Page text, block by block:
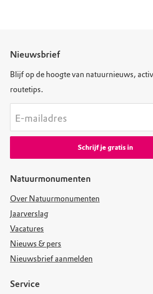
Natuurmonumenten
Over Natuurmonumenten
Jaarverslag
Vacatures
Nieuws & pers
Nieuwsbrief aanmelden
Service
Nieuwsbrief
Blijf op de hoogte van natuurnieuws,
routetips.
E-mailadres
Schrijf je gratis in